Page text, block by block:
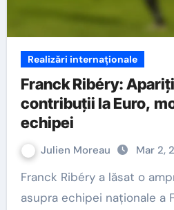
Realizări internaționale
Franck Ribéry:
contribuții la Euro,
echipei
Julien Moreau Mar 2,
Franck Ribéry a lăsat o amprentă de neșters
asupra echipei naționale a